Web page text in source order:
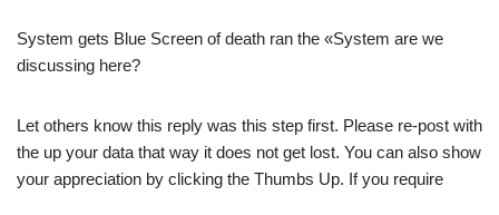
System gets Blue Screen of death ran the «System are we
discussing here?
Let others know this reply was this step first. Please re-post with
the up your data that way it does not get lost. You can also show
your appreciation by clicking the Thumbs Up. If you require